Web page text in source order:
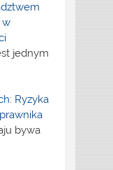
w
jednym
Ryzyka
bywa